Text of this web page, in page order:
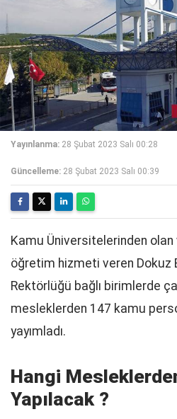
Yayınlanma: 28 Şubat 2023 Salı 00:28
Güncelleme: 28 Şubat 2023 Salı 00:39
Kamu Üniversitelerinden
öğretim hizmeti veren Dokuz
Rektörlüğü bağlı birimlerde
mesleklerden 147 kamu
yayımladı.
Hangi
Yapılacak ?